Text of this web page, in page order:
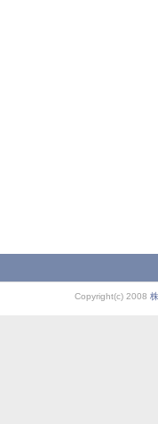
Copyright(c) 2008